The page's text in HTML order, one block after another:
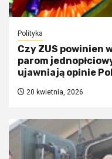
Polityka
Czy ZUS powinien
parom
ujawniają opinie
20 kwietnia, 2026